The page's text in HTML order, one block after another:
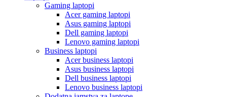
Gaming laptopi
Acer gaming laptopi
Asus gaming laptopi
Dell gaming laptopi
Lenovo gaming laptopi
Business laptopi
Acer business laptopi
Asus business laptopi
Dell business laptopi
Lenovo business laptopi